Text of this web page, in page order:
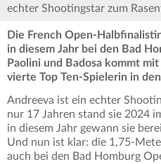
echter Shootingstar zum
Die French Open-
in diesem Jahr bei den Bad
Paolini und Badosa kommt
vierte Top Ten-Spielerin in
Andreeva ist ein echter
nur 17 Jahren stand sie 2024
in diesem Jahr gewann sie
Und nun ist klar: die 1,75-
auch bei den Bad Homburg